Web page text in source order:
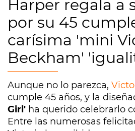
Harper regala a
por su 45
carísima 'mini
Beckham'
Aunque no lo parezca,
cumple 45 años, y la
Girl' ha querido celebrarlo
Entre las numerosas